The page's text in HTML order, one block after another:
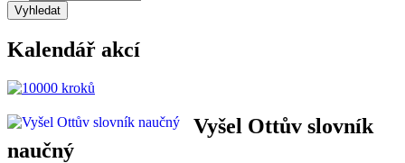
Vyhledat
Kalendář akcí
Vyšel Ottův slovník
naučný